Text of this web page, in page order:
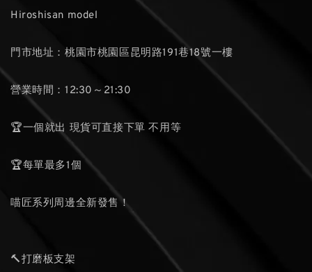
Hiroshisan model
門市地址：桃園市桃園區昆明路191巷18號一樓
營業時間：12:30～21:30
🏆一個就出 現貨可直接下單 不用等
🏆每單最多1個
喵匠系列周邊全新發售！
🔨打磨板支架